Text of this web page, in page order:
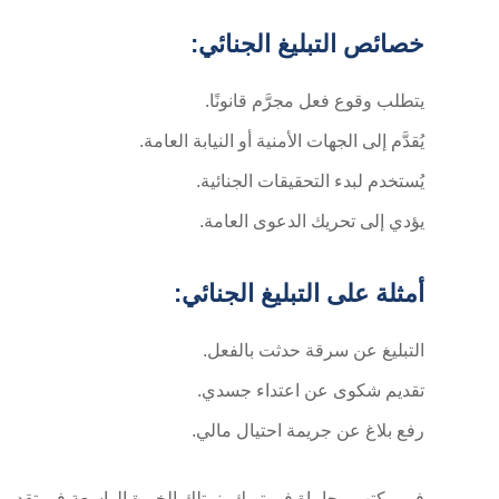
خصائص التبليغ الجنائي:
يتطلب وقوع فعل مجرَّم قانونًا.
يُقدَّم إلى الجهات الأمنية أو النيابة العامة.
يُستخدم لبدء التحقيقات الجنائية.
يؤدي إلى تحريك الدعوى العامة.
أمثلة على التبليغ الجنائي:
التبليغ عن سرقة حدثت بالفعل.
تقديم شكوى عن اعتداء جسدي.
رفع بلاغ عن جريمة احتيال مالي.